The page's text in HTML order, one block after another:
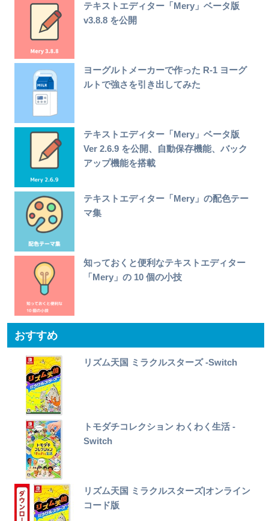
テキストエディター「Mery」ベータ版
v3.8.8 を公開
ヨーグルトメーカーで作った R-1 ヨーグ
ルトで強さを引き出してみた
テキストエディター「Mery」ベータ版
Ver 2.6.9 を公開、自動保存機能、バック
アップ機能を搭載
テキストエディター「Mery」の配色テー
マ集
知っておくと便利なテキストエディター
「Mery」の 10 個の小技
おすすめ
リズム天国 ミラクルスターズ -Switch
トモダチコレクション わくわく生活 -
Switch
リズム天国 ミラクルスターズ|オンライン
コード版